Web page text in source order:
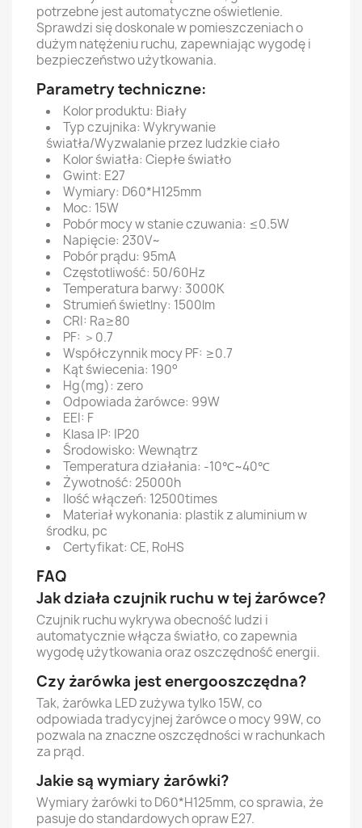
potrzebne jest automatyczne oświetlenie.
Sprawdzi się doskonale w pomieszczeniach o
dużym natężeniu ruchu, zapewniając wygodę i
bezpieczeństwo użytkowania.
Parametry techniczne:
Kolor produktu: Biały
Typ czujnika: Wykrywanie
światła/Wyzwalanie przez ludzkie ciało
Kolor światła: Ciepłe światło
Gwint: E27
Wymiary: D60*H125mm
Moc: 15W
Pobór mocy w stanie czuwania: ≤0.5W
Napięcie: 230V~
Pobór prądu: 95mA
Częstotliwość: 50/60Hz
Temperatura barwy: 3000K
Strumień świetlny: 1500lm
CRI: Ra≥80
PF: ＞0.7
Współczynnik mocy PF: ≥0.7
Kąt świecenia: 190°
Hg(mg): zero
Odpowiada żarówce: 99W
EEI: F
Klasa IP: IP20
Środowisko: Wewnątrz
Temperatura działania: -10℃~40℃
Żywotność: 25000h
Ilość włączeń: 12500times
Materiał wykonania: plastik z aluminium w
środku, pc
Certyfikat: CE, RoHS
FAQ
Jak działa czujnik ruchu w tej żarówce?
Czujnik ruchu wykrywa obecność ludzi i
automatycznie włącza światło, co zapewnia
wygodę użytkowania oraz oszczędność energii.
Czy żarówka jest energooszczędna?
Tak, żarówka LED zużywa tylko 15W, co
odpowiada tradycyjnej żarówce o mocy 99W, co
pozwala na znaczne oszczędności w rachunkach
za prąd.
Jakie są wymiary żarówki?
Wymiary żarówki to D60*H125mm, co sprawia, że
pasuje do standardowych opraw E27.